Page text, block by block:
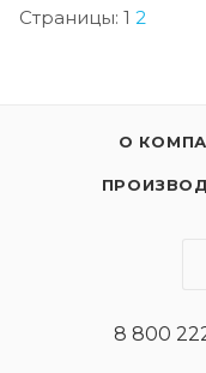
Страницы: 1 2
О
8 800